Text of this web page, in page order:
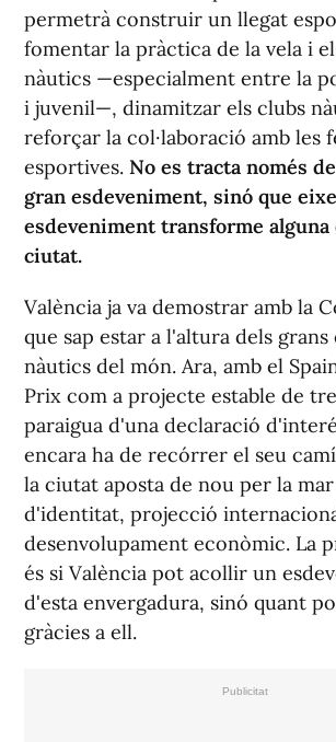
permetrà construir un llegat
fomentar la pràctica de la vela i
nàutics —especialment entre la
i juvenil—, dinamitzar els clubs
reforçar la col·laboració amb les
esportives. No es tracta només
gran esdeveniment, sinó que eixe
esdeveniment transforme alguna
ciutat.
València ja va demostrar amb la
que sap estar a l'altura dels grans
nàutics del món. Ara, amb el
Prix com a projecte estable de
paraigua d'una declaració
encara ha de recórrer el seu
la ciutat aposta de nou per la
d'identitat, projecció
desenvolupament econòmic. La
és si València pot acollir un
d'esta envergadura, sinó quant
gràcies a ell.